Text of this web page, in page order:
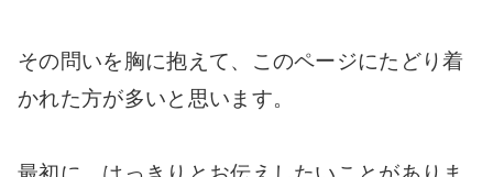
その問いを胸に抱えて、このページにたどり着
かれた方が多いと思います。